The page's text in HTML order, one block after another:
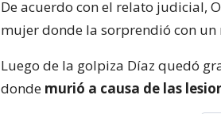
De acuerdo con el relato judicial,
mujer donde la sorprendió con
Luego de la golpiza Díaz quedó
donde murió a causa de las